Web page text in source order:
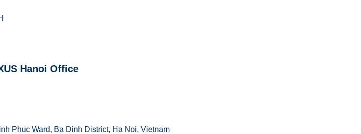
Hanoi Office
Ward, Ba Dinh District, Ha Noi, Vietnam